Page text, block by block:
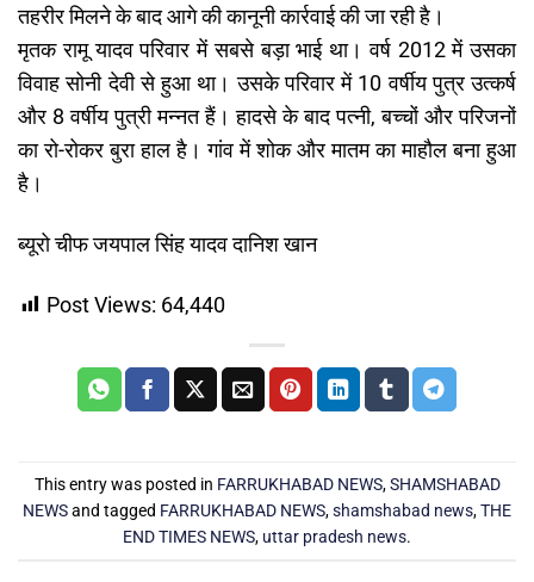
तहरीर मिलने के बाद आगे की कानूनी कार्रवाई की जा रही है।
मृतक रामू यादव परिवार में सबसे बड़ा भाई था। वर्ष 2012 में उसका
विवाह सोनी देवी से हुआ था। उसके परिवार में 10 वर्षीय पुत्र उत्कर्ष
और 8 वर्षीय पुत्री मन्नत हैं। हादसे के बाद पत्नी, बच्चों और परिजनों
का रो-रोकर बुरा हाल है। गांव में शोक और मातम का माहौल बना हुआ
है।
ब्यूरो चीफ जयपाल सिंह यादव दानिश खान
Post Views: 64,440
This entry was posted in FARRUKHABAD NEWS,SHAMSHABAD
NEWSand tagged FARRUKHABAD NEWS,shamshabad news,THE
END TIMES NEWS, uttar pradesh news.